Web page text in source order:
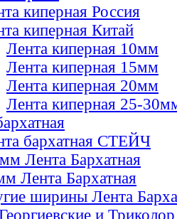
киперная Россия
киперная Китай
Лента киперная 10мм
Лента киперная 15мм
Лента киперная 20мм
Лента киперная 25-
бархатная СТЕЙЧ
Лента Бархатная
Лента Бархатная
ширины Лента
и Триколор